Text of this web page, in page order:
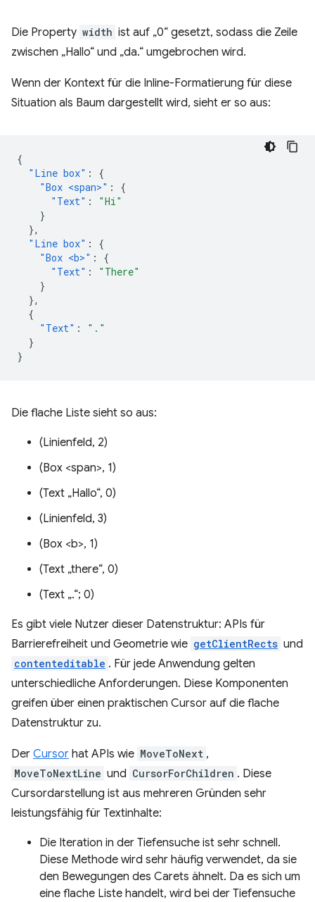
Die Property width ist auf „0“ gesetzt, sodass die Zeile
zwischen „Hallo“ und „da.“ umgebrochen wird.
Wenn der Kontext für die Inline-Formatierung für diese
Situation als Baum dargestellt wird, sieht er so aus:
{
"Line box" :
{
"Box <span>" :
{
"Text" :
"Hi"
}
},
"Line box" :
{
"Box <b>" :
{
"Text" :
"There"
}
},
{
"Text" :
"."
}
}
Die flache Liste sieht so aus:
(Linienfeld, 2)
(Box <span>, 1)
(Text „Hallo“, 0)
(Linienfeld, 3)
(Box <b>, 1)
(Text „there“, 0)
(Text „.“; 0)
Es gibt viele Nutzer dieser Datenstruktur: APIs für
Barrierefreiheit und Geometrie wie getClientRects und
contenteditable . Für jede Anwendung gelten
unterschiedliche Anforderungen. Diese Komponenten
greifen über einen praktischen Cursor auf die flache
Datenstruktur zu.
Der Cursor hat APIs wie MoveToNext ,
MoveToNextLine und CursorForChildren . Diese
Cursordarstellung ist aus mehreren Gründen sehr
leistungsfähig für Textinhalte:
Die Iteration in der Tiefensuche ist sehr schnell.
Diese Methode wird sehr häufig verwendet, da sie
den Bewegungen des Carets ähnelt. Da es sich um
eine flache Liste handelt, wird bei der Tiefensuche